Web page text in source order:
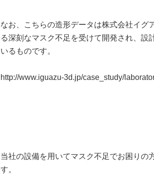
なお、こちらの造形データは株式会社イグ
る深刻なマスク不足を受けて開発され、設
いるものです。
http://www.iguazu-3d.jp/case_study/
当社の設備を用いてマスク不足でお困りの
す。